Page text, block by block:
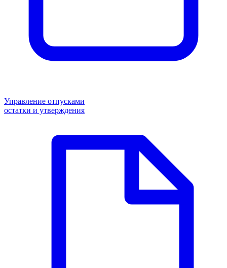
Управление отпусками
остатки и утверждения